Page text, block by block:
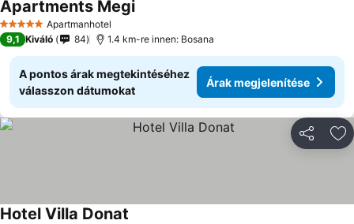
5 KategóriaApartmanhotel
Apartments Megi
9,1 Kiváló 84 1.4 km-re innen: Bosana
A pontos árak megtekintéséhez
válasszon dátumokat
Árak megjelenítése
Hotel Villa Donat